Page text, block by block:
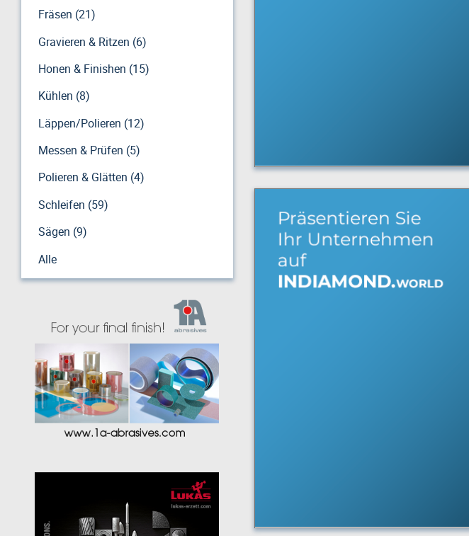
Fräsen (21)
Gravieren & Ritzen (6)
Honen & Finishen (15)
Kühlen (8)
Läppen/Polieren (12)
Messen & Prüfen (5)
Polieren & Glätten (4)
Schleifen (59)
Sägen (9)
Alle